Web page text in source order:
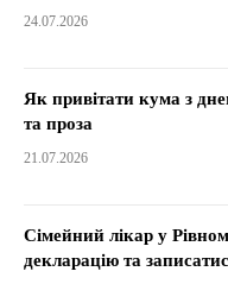
24.07.2026
Як привітати кума з
та проза
21.07.2026
Сімейний лікар у
декларацію та